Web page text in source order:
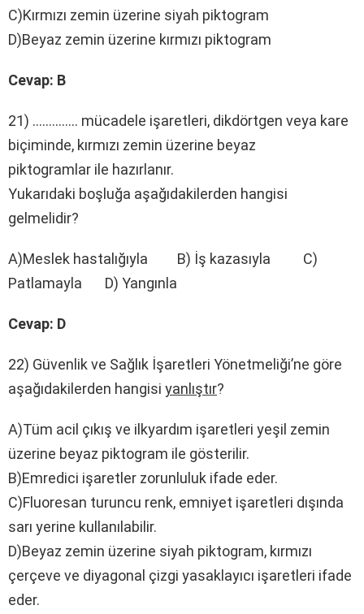
C)Kırmızı zemin üzerine siyah piktogram
D)Beyaz zemin üzerine kırmızı piktogram
Cevap: B
21) ………….. mücadele işaretleri, dikdörtgen veya kare
biçiminde, kırmızı zemin üzerine beyaz
piktogramlar ile hazırlanır.
Yukarıdaki boşluğa aşağıdakilerden hangisi
gelmelidir?
A)Meslek hastalığıyla B) İş kazasıyla C)
Patlamayla D) Yangınla
Cevap: D
22) Güvenlik ve Sağlık İşaretleri Yönetmeliği’ne göre
aşağıdakilerden hangisi yanlıştır?
A)Tüm acil çıkış ve ilkyardım işaretleri yeşil zemin
üzerine beyaz piktogram ile gösterilir.
B)Emredici işaretler zorunluluk ifade eder.
C)Fluoresan turuncu renk, emniyet işaretleri dışında
sarı yerine kullanılabilir.
D)Beyaz zemin üzerine siyah piktogram, kırmızı
çerçeve ve diyagonal çizgi yasaklayıcı işaretleri ifade
eder.